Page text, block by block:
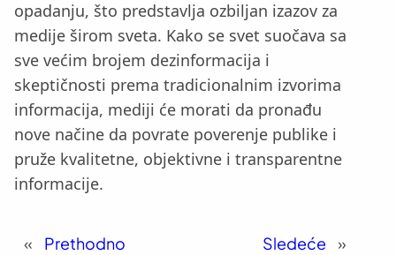
opadanju, što predstavlja ozbiljan izazov za
medije širom sveta. Kako se svet suočava sa
sve većim brojem dezinformacija i
skeptičnosti prema tradicionalnim izvorima
informacija, mediji će morati da pronađu
nove načine da povrate poverenje publike i
pruže kvalitetne, objektivne i transparentne
informacije.
« Prethodno Sledeće »